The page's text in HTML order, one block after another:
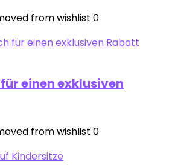
from wishlist 0
einen exklusiven
from wishlist 0